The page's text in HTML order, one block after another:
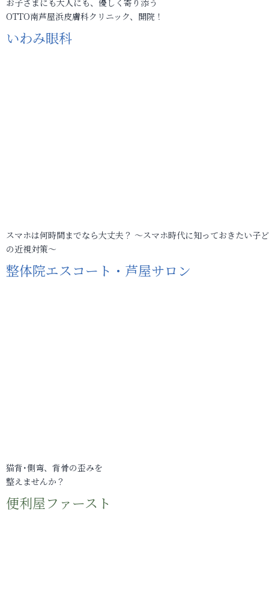
お子さまにも大人にも、優しく寄り添う
OTTO南芦屋浜皮膚科クリニック、開院！
いわみ眼科
スマホは何時間までなら大丈夫？ ～スマホ時代に知っておきたい子
の近視対策～
整体院エスコート・芦屋サロン
猫背･側弯、背骨の歪みを
整えませんか？
便利屋ファースト